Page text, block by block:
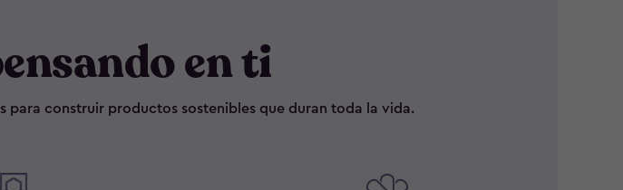
en ti
para construir productos sostenibles que duran toda la vida.